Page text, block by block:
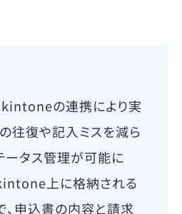
kintoneの連携により実
往復や記入ミスを減ら
ータス管理が可能に
上に格納される
、申込書の内容と請求